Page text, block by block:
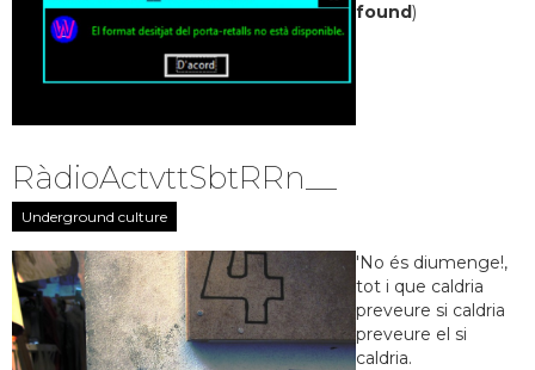
found)
RàdioActvttSbtRRn__
Underground culture
'No és diumenge!,
tot i que caldria
preveure si caldria
preveure el si
caldria.